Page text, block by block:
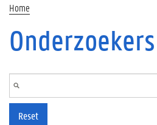
Home
Onderzoekers
Reset